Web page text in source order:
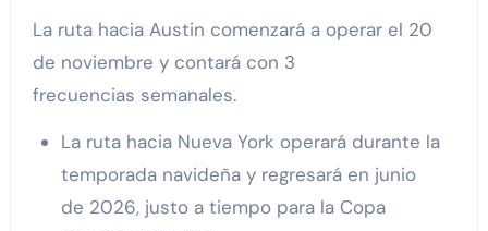
La ruta hacia Austin comenzará a operar el 20
de noviembre y contará con 3
frecuencias semanales.
La ruta hacia Nueva York operará durante la
temporada navideña y regresará en junio
de 2026, justo a tiempo para la Copa